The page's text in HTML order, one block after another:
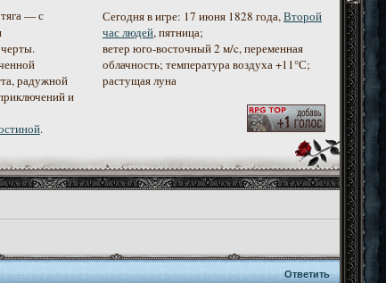
— с
радужной
и
.
Сегодня в игре: 17 июня 1828 года,Второй
час людей, пятница;
ветер юго-восточный 2 м/c, переменная
облачность; температура воздуха +11°С;
растущая луна
Ответить